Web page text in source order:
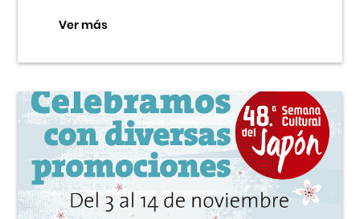
Ver más